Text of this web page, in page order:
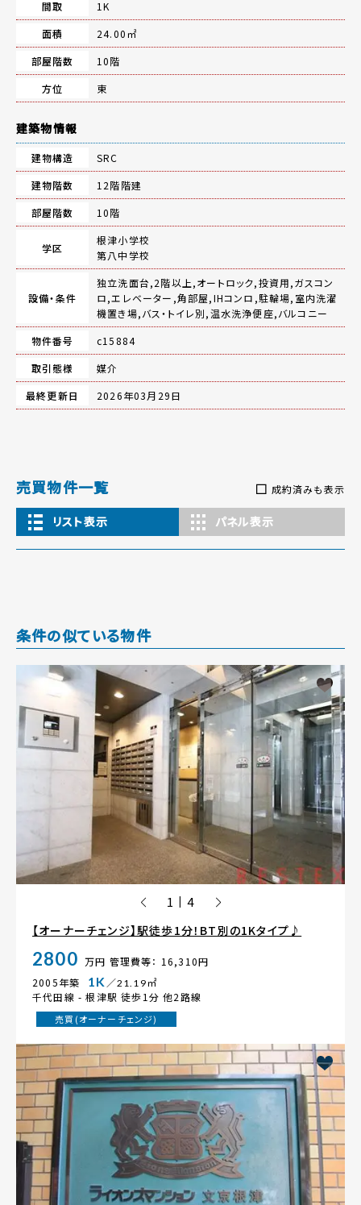
間取
1K
面積
24.00㎡
部屋階数
10階
方位
東
建築物情報
建物構造
SRC
建物階数
12階階建
部屋階数
10階
学区
根津小学校
第八中学校
設備・条件
独立洗面台,2階以上,オートロック,投資用,ガスコン
ロ,エレベーター,角部屋,IHコンロ,駐輪場,室内洗濯
機置き場,バス・トイレ別,温水洗浄便座,バルコニー
物件番号
c15884
取引態様
媒介
最終更新日
2026年03月29日
売買物件一覧 成約済みも表示
リスト表示 パネル表示
条件の似ている物件
1 | 4
【オーナーチェンジ】駅徒歩1分！BT別の1Kタイプ♪
2800 万円 管理費等： 16,310円
2005年築
1K ／21.19㎡
千代田線 -根津駅 徒歩1分 他2路線
売買(オーナーチェンジ)